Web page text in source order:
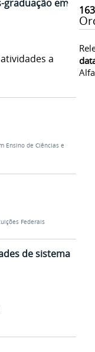
graduação em
a
Ensino de Ciências e
Federais
de sistema